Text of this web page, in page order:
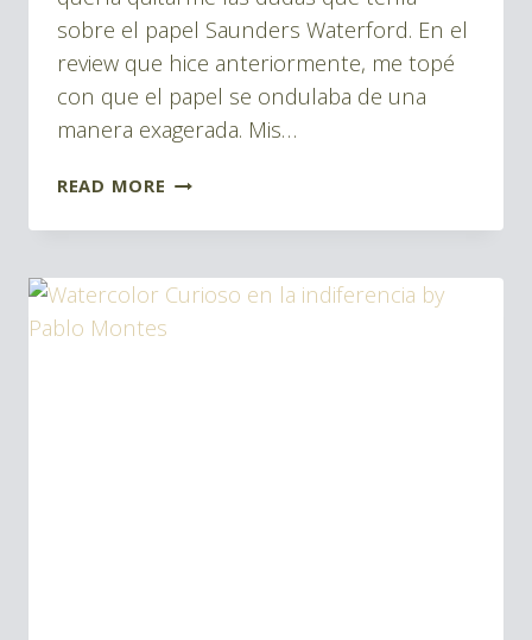
sobre el papel Saunders Waterford. En el
review que hice anteriormente, me topé
con que el papel se ondulaba de una
manera exagerada. Mis…
READ MORE SEGUNDO
PAPEL